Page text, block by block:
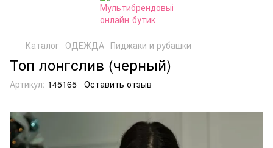
Каталог ОДЕЖДА Пиджаки и рубашки
Топ лонгслив (черный)
Артикул: 145165 Оставить отзыв